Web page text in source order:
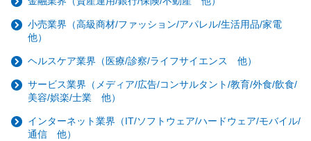
小売業界（高級商材/ファッション/アパレル/生活用品/家電
他）
ヘルスケア業界（医療/診察/ライフサイエンス 他）
サービス業界（メディア/広告/コンサルタント/教育/外食/飲食/
美容/娯楽/士業 他）
インターネット業界（IT/ソフトウェア/ハードウェア/モバイル/
通信 他）